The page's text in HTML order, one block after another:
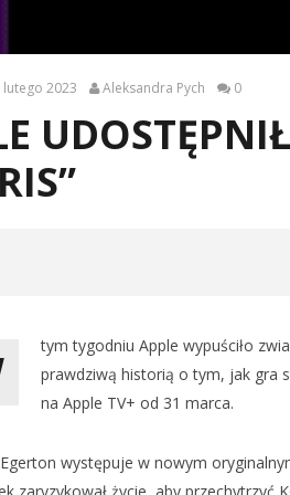
lutego 2023 Aleksandra Pych 0
tym tygodniu Apple wypuściło
prawdziwą historią o tym, jak gra
na Apple TV+ od 31 marca.
występuje w nowym